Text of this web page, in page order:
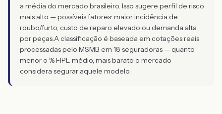
a média do mercado brasileiro. Isso sugere perfil de risco
mais alto — possíveis fatores: maior incidência de
roubo/furto, custo de reparo elevado ou demanda alta
por peças.A classificação é baseada em cotações reais
processadas pelo MSMB em 18 seguradoras — quanto
menor o % FIPE médio, mais barato o mercado
considera segurar aquele modelo.